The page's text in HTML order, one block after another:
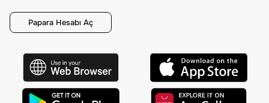
Papara Hesabı Aç